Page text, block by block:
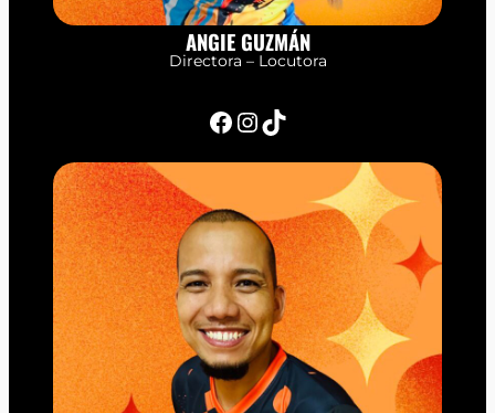
ANGIE GUZMÁN
Directora – Locutora
Facebook InstagramTikTok